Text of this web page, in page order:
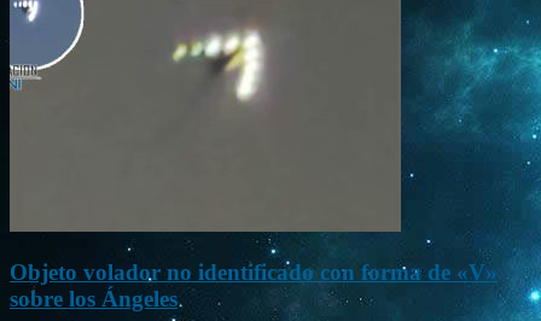
Objeto volador no identificado con forma de «V»
sobre los Ángeles